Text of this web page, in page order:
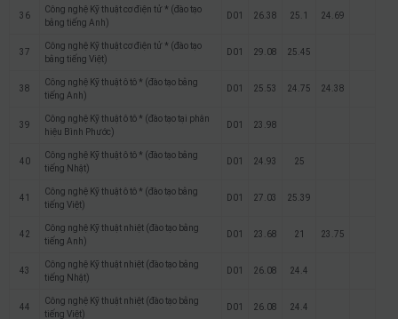
36
Công nghệ Kỹ thuật cơ điện tử * (đào tạo
bằng tiếng Anh)
D01 26.38 25.1 24.69
37
Công nghệ Kỹ thuật cơ điện tử * (đào tạo
bằng tiếng Việt)
D01 29.08 25.45
38
Công nghệ Kỹ thuật ô tô * (đào tạo bằng
tiếng Anh)
D01 25.53 24.75 24.38
39
Công nghệ Kỹ thuật ô tô * (đào tạo tại phân
hiệu Bình Phước)
D01 23.98
40
Công nghệ Kỹ thuật ô tô * (đào tạo bằng
tiếng Nhật)
D01 24.93 25
41
Công nghệ Kỹ thuật ô tô * (đào tạo bằng
tiếng Việt)
D01 27.03 25.39
42
Công nghệ Kỹ thuật nhiệt (đào tạo bằng
tiếng Anh)
D01 23.68 21 23.75
43
Công nghệ Kỹ thuật nhiệt (đào tạo bằng
tiếng Nhật)
D01 26.08 24.4
44
Công nghệ Kỹ thuật nhiệt (đào tạo bằng
tiếng Việt)
D01 26.08 24.4